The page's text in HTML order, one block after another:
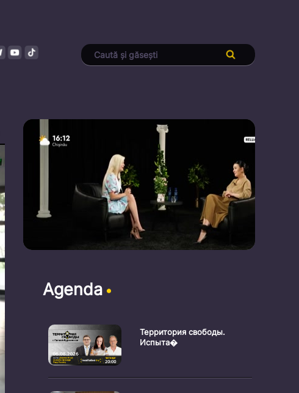
Agenda
Территория свободы.
Испыта�